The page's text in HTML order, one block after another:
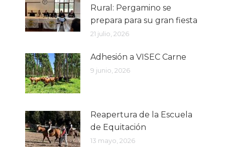
Rural: Pergamino se
prepara para su gran fiesta
21 julio, 2026
Adhesión a VISEC Carne
9 junio, 2026
Reapertura de la Escuela
de Equitación
13 mayo, 2026